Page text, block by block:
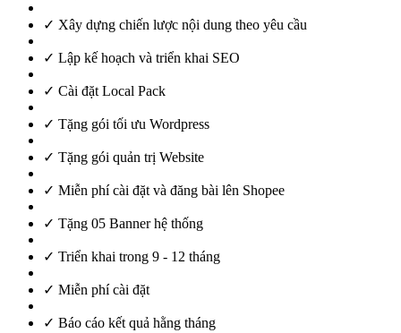
✓ Xây dựng chiến lược nội dung theo yêu cầu
✓ Lập kế hoạch và triển khai SEO
✓ Cài đặt Local Pack
✓ Tặng gói tối ưu Wordpress
✓ Tặng gói quản trị Website
✓ Miễn phí cài đặt và đăng bài lên Shopee
✓ Tặng 05 Banner hệ thống
✓ Triển khai trong 9 - 12 tháng
✓ Miễn phí cài đặt
✓ Báo cáo kết quả hằng tháng